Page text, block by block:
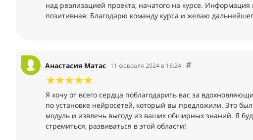
над реализацией проекта, начатого на курсе.
позитивная. Благодарю команду курса и желаю
Анастасия Матас 11 февраля 2024 в 16:24
Я хочу от всего сердца поблагодарить вас за
по установке нейросетей, который вы предложили. Это
модуль и извлечь выгоду из ваших обширных знаний. Я
стремиться, развиваться в этой области!